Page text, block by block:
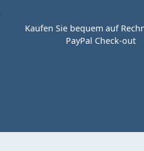
Kaufen Sie bequem auf
PayPal Check-out